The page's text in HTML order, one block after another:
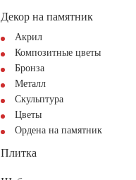
Декор на памятник
Акрил
Композитные цветы
Бронза
Металл
Скульптура
Цветы
Ордена на памятник
Плитка